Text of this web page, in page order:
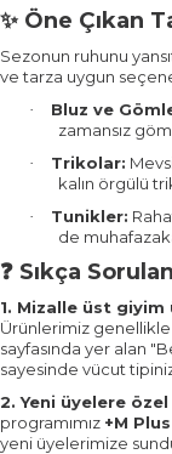
✨ Öne Çıkan
Sezonun ruhunu
ve tarza uygun
· Bluz ve
zamansız
· Trikolar:
kalın örgülü
· Tunikler:
de
❓ Sıkça
1. Mizalle üst giyim
Ürünlerimiz genellikle
sayfasında yer alan
sayesinde vücut
2. Yeni üyelere
programımız +M Plus
yeni üyelerimize